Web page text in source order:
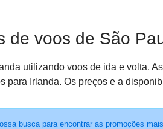
de voos de São
utilizando voos de ida e volta.
Irlanda. Os preços e a
busca para encontrar as promoções